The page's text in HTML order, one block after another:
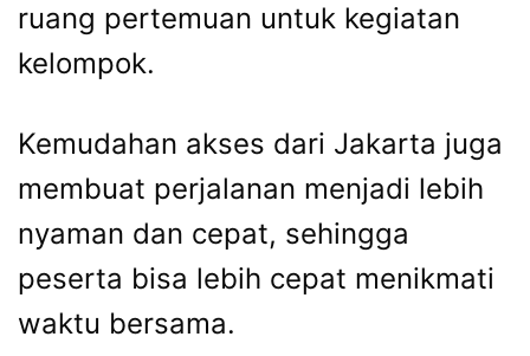
ruang pertemuan untuk kegiatan
kelompok.
Kemudahan akses dari Jakarta juga
membuat perjalanan menjadi lebih
nyaman dan cepat, sehingga
peserta bisa lebih cepat menikmati
waktu bersama.